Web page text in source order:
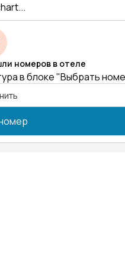
номеров в отеле
в блоке "Выбрать